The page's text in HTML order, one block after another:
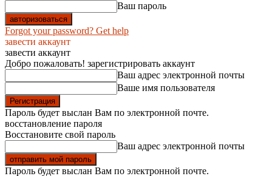
Ваш пароль
Forgot your password? Get help
завести аккаунт
завести аккаунт
Добро пожаловать! зарегистрировать аккаунт
Ваш адрес электронной почты
Ваше имя пользователя
Пароль будет выслан Вам по электронной почте.
восстановление пароля
Восстановите свой пароль
Ваш адрес электронной почты
Пароль будет выслан Вам по электронной почте.